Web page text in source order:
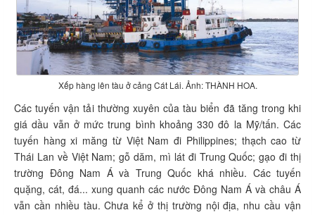
Xếp hàng lên tàu ở cảng Cát Lái. Ảnh: THÀNH HOA.
Các tuyến vận tải thường xuyên của tàu biển đã tăng trong khi
giá dầu vẫn ở mức trung bình khoảng 330 đô la Mỹ/tấn. Các
tuyến hàng xi măng từ Việt Nam đi Philippines; thạch cao từ
Thái Lan về Việt Nam; gỗ dăm, mì lát đi Trung Quốc; gạo đi thị
trường Đông Nam Á và Trung Quốc khá nhiều. Các tuyến
quặng, cát, đá... xung quanh các nước Đông Nam Á và châu Á
vẫn cần nhiều tàu. Chưa kể ở thị trường nội địa, nhu cầu vận